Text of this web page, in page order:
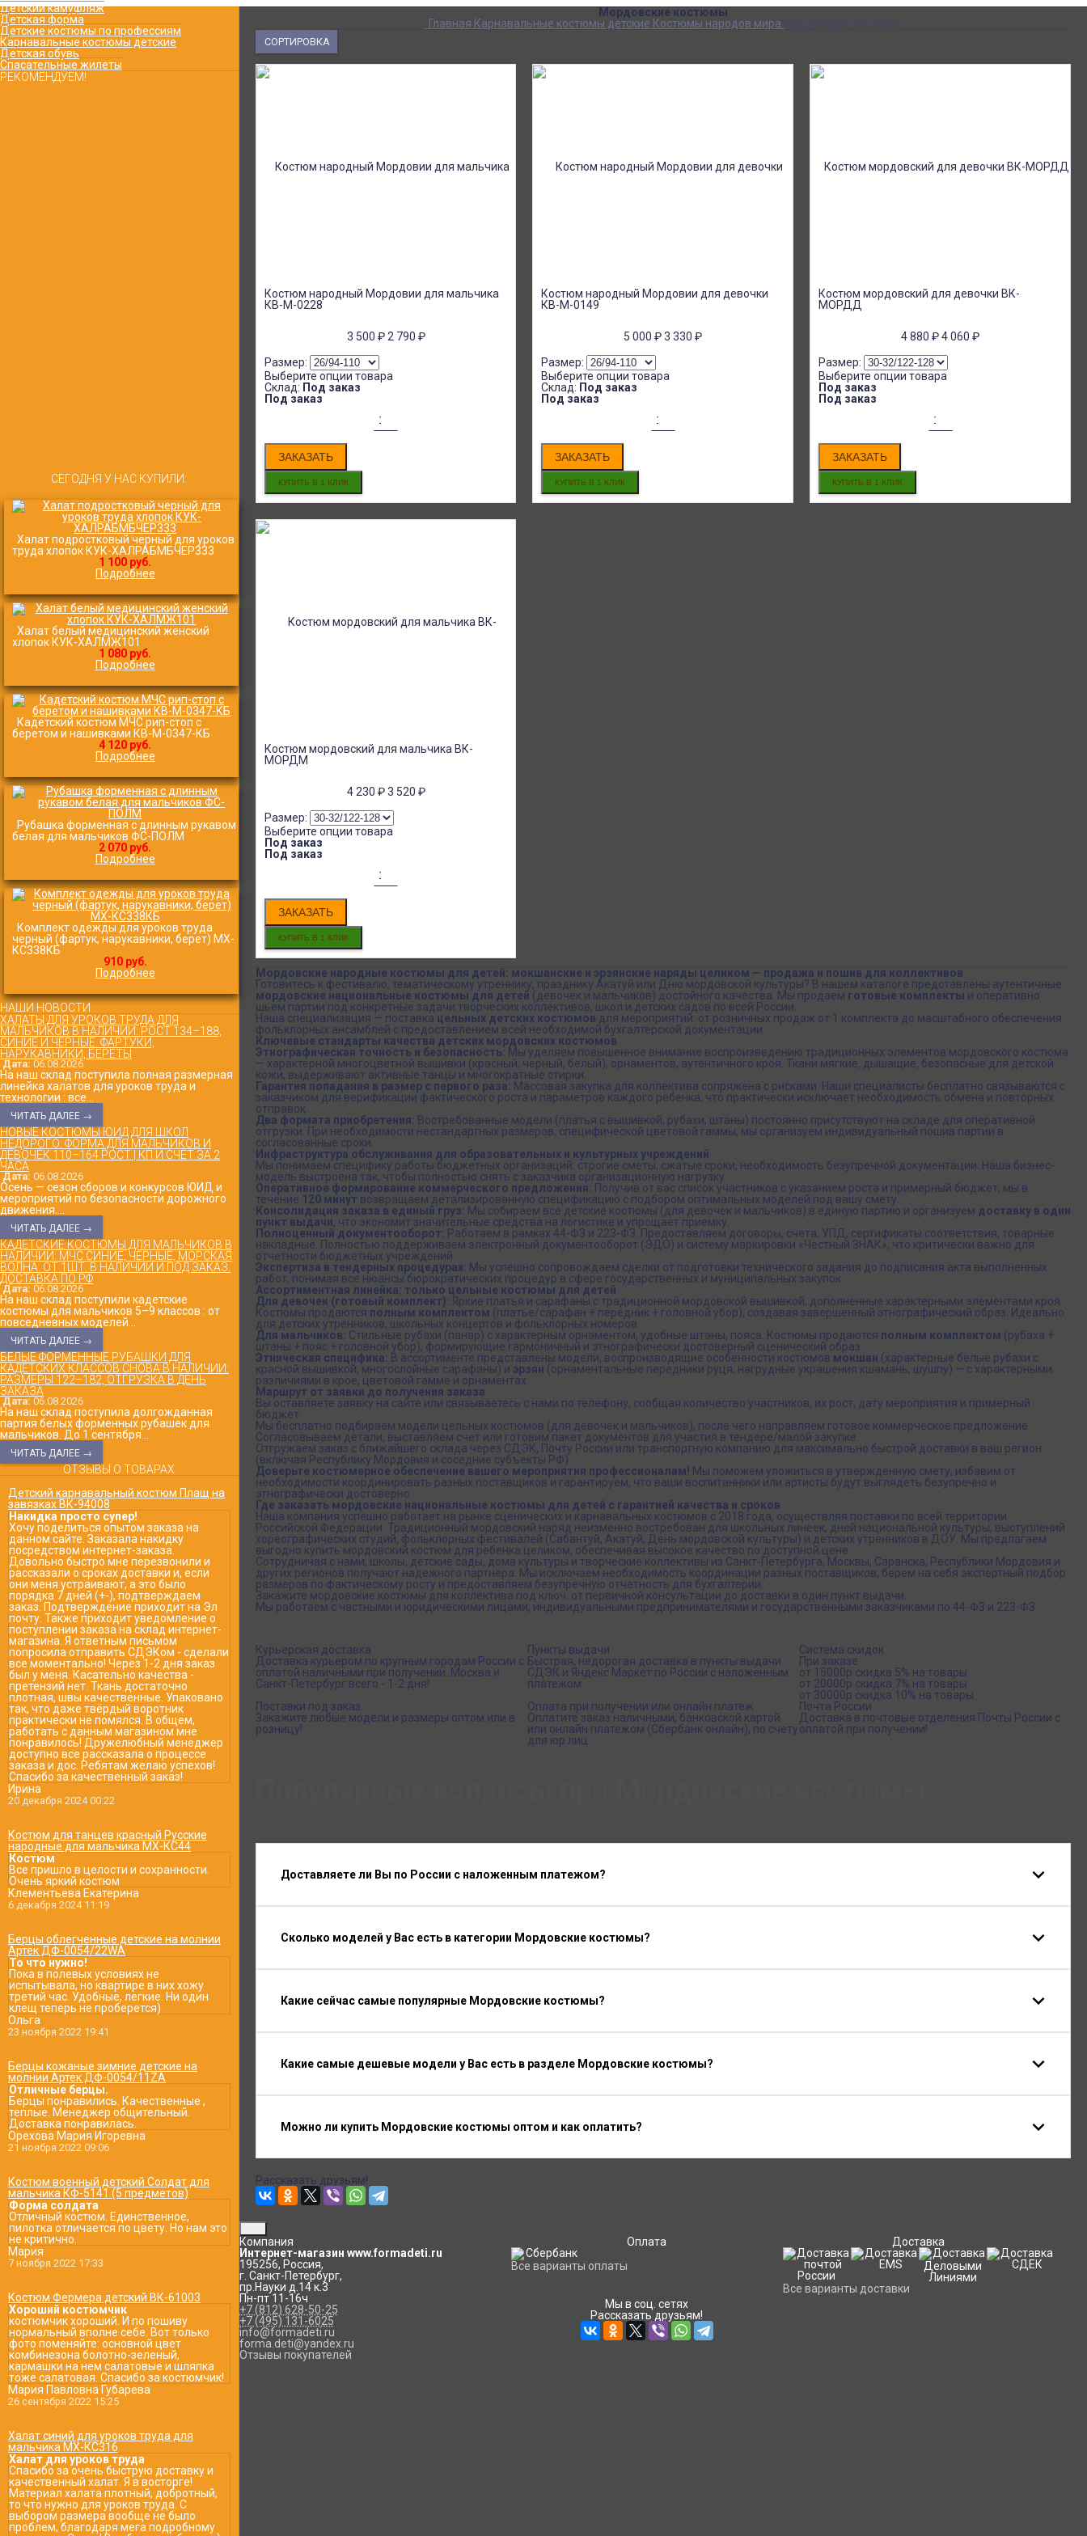
Детский камуфляж
Детская форма
Детские костюмы по профессиям
Карнавальные костюмы детские
Детская обувь
Спасательные жилеты
РЕКОМЕНДУЕМ!
СЕГОДНЯ У НАС КУПИЛИ:
Халат подростковый черный для уроков
труда хлопок КУК-ХАЛРАБМБЧЕР333
1 100 руб.
Подробнее
Халат белый медицинский женский
хлопок КУК-ХАЛМЖ101
1 080 руб.
Подробнее
Кадетский костюм МЧС рип-стоп с
беретом и нашивками КВ-M-0347-КБ
4 120 руб.
Подробнее
Рубашка форменная с длинным рукавом
белая для мальчиков ФС-ПОЛМ
2 070 руб.
Подробнее
Комплект одежды для уроков труда
черный (фартук, нарукавники, берет) МХ-
КС338КБ
910 руб.
Подробнее
НАШИ НОВОСТИ
ХАЛАТЫ ДЛЯ УРОКОВ ТРУДА ДЛЯ
МАЛЬЧИКОВ В НАЛИЧИИ: РОСТ 134–188,
СИНИЕ И ЧЁРНЫЕ. ФАРТУКИ,
НАРУКАВНИКИ, БЕРЕТЫ
Дата: 06.08.2026
На наш склад поступила полная размерная
линейка халатов для уроков труда и
технологии : все...
ЧИТАТЬ ДАЛЕЕ →
НОВЫЕ КОСТЮМЫ ЮИД ДЛЯ ШКОЛ
НЕДОРОГО: ФОРМА ДЛЯ МАЛЬЧИКОВ И
ДЕВОЧЕК 110–164 РОСТ | КП И СЧЁТ ЗА 2
ЧАСА
Дата: 06.08.2026
Осень — сезон сборов и конкурсов ЮИД и
мероприятий по безопасности дорожного
движения....
ЧИТАТЬ ДАЛЕЕ →
КАДЕТСКИЕ КОСТЮМЫ ДЛЯ МАЛЬЧИКОВ В
НАЛИЧИИ: МЧС СИНИЕ, ЧЕРНЫЕ, МОРСКАЯ
ВОЛНА. ОТ 1ШТ. В НАЛИЧИИ И ПОД ЗАКАЗ.
ДОСТАВКА ПО РФ
Дата: 06.08.2026
На наш склад поступили кадетские
костюмы для мальчиков 5–9 классов : от
повседневных моделей...
ЧИТАТЬ ДАЛЕЕ →
БЕЛЫЕ ФОРМЕННЫЕ РУБАШКИ ДЛЯ
КАДЕТСКИХ КЛАССОВ СНОВА В НАЛИЧИИ:
РАЗМЕРЫ 122–182, ОТГРУЗКА В ДЕНЬ
ЗАКАЗА
Дата: 06.08.2026
На наш склад поступила долгожданная
партия белых форменных рубашек для
мальчиков. До 1 сентября...
ЧИТАТЬ ДАЛЕЕ →
ОТЗЫВЫ О ТОВАРАХ
Детский карнавальный костюм Плащ на
завязках ВК-94008
Накидка просто супер!
Хочу поделиться опытом заказа на
данном сайте. Заказала накидку
посредством интернет-заказа.
Довольно быстро мне перезвонили и
рассказали о сроках доставки и, если
они меня устраивают, а это было
порядка 7 дней (+-), подтверждаем
заказ. Подтверждение приходит на Эл
почту. Также приходит уведомление о
поступлении заказа на склад интернет-
магазина. Я ответным письмом
попросила отправить СДЭКом - сделали
все моментально! Через 1-2 дня заказ
был у меня. Касательно качества -
претензий нет. Ткань достаточно
плотная, швы качественные. Упаковано
так, что даже твёрдый воротник
практически не помялся. В общем,
работать с данным магазином мне
понравилось! Дружелюбный менеджер
доступно все рассказала о процессе
заказа и дос. Ребятам желаю успехов!
Спасибо за качественный заказ!
Ирина
20 декабря 2024 00:22
Костюм для танцев красный Русские
народные для мальчика МХ-КС44
Костюм
Все пришло в целости и сохранности.
Очень яркий костюм
Клементьева Екатерина
6 декабря 2024 11:19
Берцы облегченные детские на молнии
Артек ДФ-0054/22WA
То что нужно!
Пока в полевых условиях не
испытывала, но квартире в них хожу
третий час. Удобные, легкие. Ни один
клещ теперь не проберется)
Ольга
23 ноября 2022 19:41
Берцы кожаные зимние детские на
молнии Артек ДФ-0054/11ZA
Отличные берцы.
Берцы понравились. Качественные ,
теплые. Менеджер общительный.
Доставка понравилась.
Орехова Мария Игоревна
21 ноября 2022 09:06
Костюм военный детский Солдат для
мальчика КФ-5141 (5 предметов)
Форма солдата
Отличный костюм. Единственное,
пилотка отличается по цвету. Но нам это
не критично.
Мария
7 ноября 2022 17:33
Костюм Фермера детский ВК-61003
Хороший костюмчик
костюмчик хороший. И по пошиву
нормальный вполне себе. Вот только
фото поменяйте: основной цвет
комбинезона болотно-зеленый,
кармашки на нем салатовые и шляпка
тоже салатовая. Спасибо за костюмчик!
Мария Павловна Губарева
26 сентября 2022 15:25
Халат синий для уроков труда для
мальчика МХ-КС316
Халат для уроков труда
Спасибо за очень быструю доставку и
качественный халат. Я в восторге!
Материал халата плотный, добротный,
то что нужно для уроков труда. С
выбором размера вообще не было
проблем, благодаря мега подробному
Мордовские костюмы
Главная Карнавальные костюмы детские Костюмы народов мира Мордовские костюмы
СОРТИРОВКА
Костюм народный Мордовии для мальчика
КВ-М-0228
3 500 ₽ 2 790 ₽
Размер:
Выберите опции товара
Склад: Под заказ
Под заказ
ЗАКАЗАТЬ
Костюм народный Мордовии для девочки
КВ-М-0149
5 000₽ 3 330₽
Размер:
Выберите опции товара
Склад: Под заказ
Под заказ
ЗАКАЗАТЬ
Костюм мордовский для девочки ВК-
МОРДД
4 880₽4 060₽
Размер:
Выберите опции товара
Под заказ
Под заказ
ЗАКАЗАТЬ
Костюм мордовский для мальчика ВК-
МОРДМ
4 230 ₽ 3 520 ₽
Размер:
Выберите опции товара
Под заказ
Под заказ
ЗАКАЗАТЬ
Мордовские народные костюмы для детей: мокшанские и эрзянские наряды целиком — продажа и пошив для коллективов
Готовитесь к фестивалю, тематическому утреннику, празднику Акатуй или Дню мордовской культуры? В нашем каталоге представлены аутентичные
мордовские национальные костюмы для детей (девочек и мальчиков) достойного качества. Мы продаем готовые комплекты и оперативно
шьем партии под конкретные задачи творческих коллективов, школ и детских садов по всей России.
Наша специализация — поставка цельных детских костюмов для мероприятий: от розничных продаж от 1 комплекта до масштабного обеспечения
фольклорных ансамблей с предоставлением всей необходимой бухгалтерской документации.
Ключевые стандарты качества детских мордовских костюмов
Этнографическая точность и безопасность: Мы уделяем повышенное внимание воспроизведению традиционных элементов мордовского костюма
— характерной многоцветной вышивки (красный, черный, белый), орнаментов, аутентичного кроя. Ткани мягкие, дышащие, безопасные для детской
кожи, выдерживают активные танцы и многократные стирки.
Гарантия попадания в размер с первого раза: Массовая закупка для коллектива сопряжена с рисками. Наши специалисты бесплатно связываются с
заказчиком для верификации фактического роста и параметров каждого ребенка, что практически исключает необходимость обмена и повторных
отправок.
Два формата приобретения: Востребованные модели (платья с вышивкой, рубахи, штаны) постоянно присутствуют на складе для оперативной
отгрузки. При необходимости нестандартных размеров, специфической цветовой гаммы, мы организуем индивидуальный пошив партии в
согласованные сроки.
Инфраструктура обслуживания для образовательных и культурных учреждений
Мы понимаем специфику работы бюджетных организаций: строгие сметы, сжатые сроки, необходимость безупречной документации. Наша бизнес-
модель выстроена так, чтобы полностью снять с заказчика организационную нагрузку:
Оперативное формирование коммерческого предложения: Получив от вас список участников с указанием роста и примерный бюджет, мы в
течение 120 минут возвращаем детализированную спецификацию с подбором оптимальных моделей под вашу смету.
Консолидация заказа в единый груз: Мы собираем все детские костюмы (для девочек и мальчиков) в единую партию и организуем доставку в один
пункт выдачи, что экономит значительные средства на логистике и упрощает приемку.
Полноценный документооборот: Работаем в рамках 44-ФЗ и 223-ФЗ. Предоставляем договоры, счета, УПД, сертификаты соответствия, товарные
накладные. Полностью поддерживаем электронный документооборот (ЭДО) и систему маркировки «Честный ЗНАК», что критически важно для
отчетности бюджетных учреждений.
Экспертиза в тендерных процедурах: Мы успешно сопровождаем сделки от подготовки технического задания до подписания акта выполненных
работ, понимая все нюансы бюрократических процедур в сфере государственных и муниципальных закупок.
Ассортиментная линейка: только цельные костюмы для детей
Для девочек (готовый комплект): Яркие платья и сарафаны с традиционной мордовской вышивкой, дополненные характерными элементами кроя.
Костюмы продаются полным комплектом (платье/сарафан + передник + головной убор), создавая завершенный этнографический образ. Идеально
для детских утренников, школьных концертов и фольклорных номеров.
Для мальчиков: Стильные рубахи (панар) с характерным орнаментом, удобные штаны, пояса. Костюмы продаются полным комплектом (рубаха +
штаны + пояс + головной убор), формирующие гармоничный и этнографически достоверный сценический образ.
Этническая специфика: В ассортименте представлены модели, воспроизводящие особенности костюмов мокшан (характерные белые рубахи с
красной вышивкой, многослойные сарафаны) и эрзян (орнаментальные передники руця, нагрудные украшения кшамань, шушпу) — с характерными
различиями в крое, цветовой гамме и орнаментах.
Маршрут от заявки до получения заказа
Вы оставляете заявку на сайте или связываетесь с нами по телефону, сообщая количество участников, их рост, дату мероприятия и примерный
бюджет.
Мы бесплатно подбираем модели цельных костюмов (для девочек и мальчиков), после чего направляем готовое коммерческое предложение.
Согласовываем детали, выставляем счет или готовим пакет документов для участия в тендере/малой закупке.
Отгружаем заказ с ближайшего склада через СДЭК, Почту России или транспортную компанию для максимально быстрой доставки в ваш регион
(включая Республику Мордовия и соседние субъекты РФ).
Доверьте костюмерное обеспечение вашего мероприятия профессионалам! Мы поможем уложиться в утвержденную смету, избавим от
необходимости координировать разных поставщиков и гарантируем, что ваши воспитанники или артисты будут выглядеть безупречно и
этнографически достоверно.
Где заказать мордовские национальные костюмы для детей с гарантией качества и сроков
Наша компания успешно работает на рынке сценических и карнавальных костюмов с 2018 года, осуществляя поставки по всей территории
Российской Федерации. Традиционный мордовский наряд неизменно востребован для школьных линеек, дней национальной культуры, выступлений
хореографических студий, фольклорных фестивалей (Сабантуй, Акатуй, День мордовской культуры) и детских утренников в ДОУ. Мы предлагаем
выгодно купить мордовский костюм для ребенка целиком, обеспечивая высокое качество по доступной цене.
Сотрудничая с нами, школы, детские сады, дома культуры и творческие коллективы из Санкт-Петербурга, Москвы, Саранска, Республики Мордовия и
других регионов получают надежного партнера. Мы исключаем необходимость координации разных поставщиков, берем на себя экспертный подбор
размеров по фактическому росту и предоставляем безупречную отчетность для бухгалтерии.
Закажите мордовские костюмы для коллектива под ключ: от первичной консультации до доставки в один пункт выдачи.
Мы работаем с частными и юридическими лицами, индивидуальными предпринимателями и государственными заказчиками по 44-ФЗ и 223-ФЗ.
Курьерская доставка
Доставка курьером по крупным городам России с
оплатой наличными при получении. Москва и
Санкт-Петербург всего - 1-2 дня!
Пункты выдачи
Быстрая, недорогая доставка в пункты выдачи
СДЭК и Яндекс Маркет по России с наложенным
платежом.
Система скидок
При заказе
от 15000р скидка 5% на товары
от 20000р скидка 7% на товары
от 30000р скидка 10% на товары
Поставки под заказ.
Закажите любые модели и размеры оптом или в
розницу!
Оплата при получении или онлайн платеж
Оплатите заказ наличными, банковской картой
или онлайн платежом (Сбербанк онлайн), по счету
для юр.лиц.
Почта России
Доставка в почтовые отделения Почты России с
оплатой при получении!
Доставляете ли Вы по России с наложенным платежом?
Сколько моделей у Вас есть в категории Мордовские костюмы?
Какие сейчас самые популярные Мордовские костюмы?
Какие самые дешевые модели у Вас есть в разделе Мордовские костюмы?
Можно ли купить Мордовские костюмы оптом и как оплатить?
Рассказать друзьям!
Компания
Интернет-магазин www.formadeti.ru
195256, Россия,
г. Санкт-Петербург,
пр.Науки д.14 к.3
Пн-пт 11-16ч
+7 (812) 628-50-25
+7 (495) 131-6025
info@formadeti.ru
forma.deti@yandex.ru
Отзывы покупателей
Оплата
Все варианты оплаты
Доставка
Все варианты доставки
Мы в соц. сетях
Рассказать друзьям!